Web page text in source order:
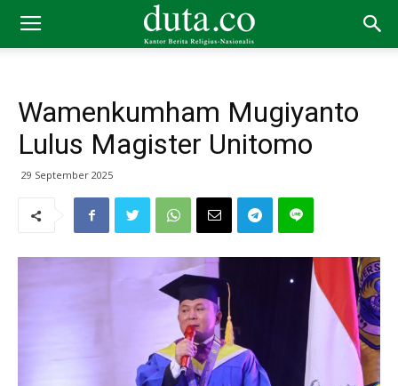
Wamenkumham Mugiyanto
Lulus Magister Unitomo
29 September 2025